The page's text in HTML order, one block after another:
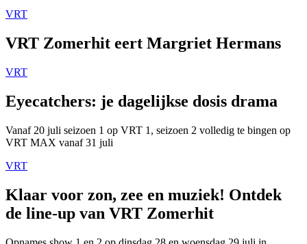
VRT
VRT Zomerhit eert Margriet Hermans
VRT
Eyecatchers: je dagelijkse dosis drama
Vanaf 20 juli seizoen 1 op VRT 1, seizoen 2 volledig te bingen op
VRT MAX vanaf 31 juli
VRT
Klaar voor zon, zee en muziek! Ontdek
de line-up van VRT Zomerhit